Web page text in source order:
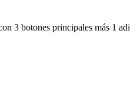
3 botones principales más 1